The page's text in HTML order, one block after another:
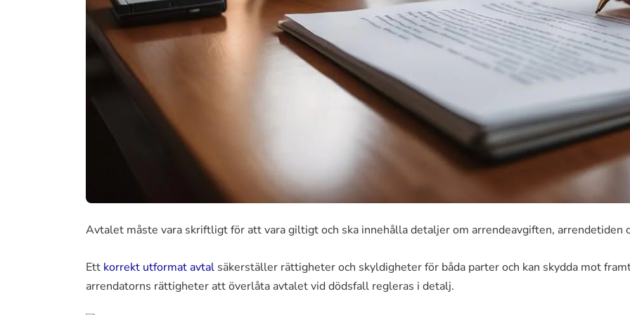
Avtalet måste vara skriftligt för att vara giltigt och ska innehålla detaljer om arrendeavgiften,
Ett korrekt utformat avtal säkerställer rättigheter och skyldigheter för båda parter och kan skydda mot
arrendatorns rättigheter att överlåta avtalet vid dödsfall regleras i detalj.